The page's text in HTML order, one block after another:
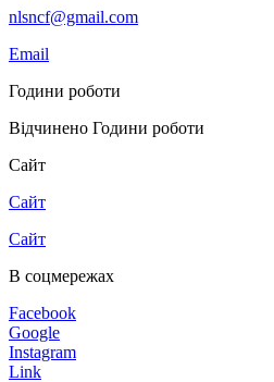
nlsncf@gmail.com
Email
Години роботи
Відчинено Години роботи
Сайт
Сайт
Сайт
В соцмережах
Facebook
Google
Instagram
Link